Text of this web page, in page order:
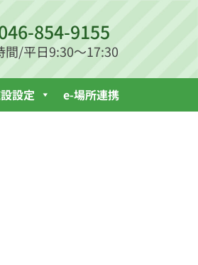
854-9155
間/平日9:30～17:30
設定 e-場所連携